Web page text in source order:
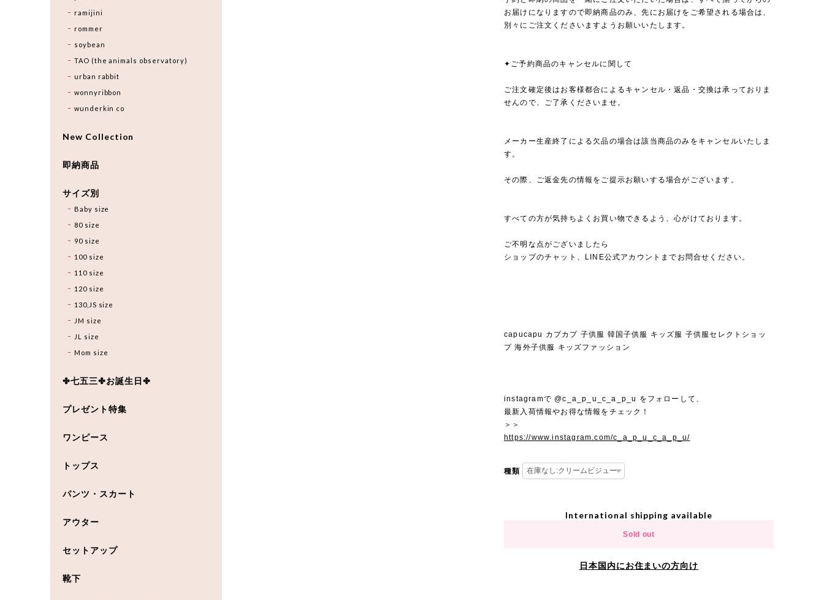
お届けになりますので即納商品のみ、先にお届けをご希望される場合は、
別々にご注文くださいますようお願いいたします。
✦ご予約商品のキャンセルに関して
ご注文確定後はお客様都合によるキャンセル・返品・交換は承っておりま
せんので、ご了承くださいませ。
メーカー生産終了による欠品の場合は該当商品のみをキャンセルいたしま
す。
その際、ご返金先の情報をご提示お願いする場合がございます。
すべての方が気持ちよくお買い物できるよう、心がけております。
ご不明な点がございましたら
ショップのチャット、LINE公式アカウントまでお問合せください。
capucapu カプカプ 子供服 韓国子供服 キッズ服 子供服セレクトショッ
プ 海外子供服 キッズファッション
instagramで @c_a_p_u_c_a_p_u をフォローして、
最新入荷情報やお得な情報をチェック！
＞＞
https://www.instagram.com/c_a_p_u_c_a_p_u/
種類
International shipping available
Sold out
日本国内にお住まいの方向け
ramijini
rommer
soybean
TAO (the animals observatory)
urban rabbit
wonnyribbon
wunderkin co
New Collection
即納商品
サイズ別
Baby size
80 size
90 size
100 size
110 size
120 size
130,JS size
JM size
JL size
Mom size
✤七五三✤お誕生日✤
プレゼント特集
ワンピース
トップス
パンツ・スカート
アウター
セットアップ
靴下